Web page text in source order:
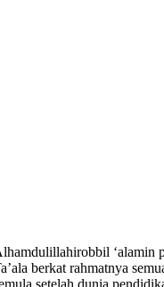
‘alamin
berkat rahmatnya
setelah dunia